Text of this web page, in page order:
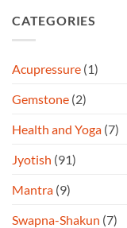
CATEGORIES
Acupressure (1)
Gemstone (2)
Health and Yoga (7)
Jyotish (91)
Mantra (9)
Swapna-Shakun (7)